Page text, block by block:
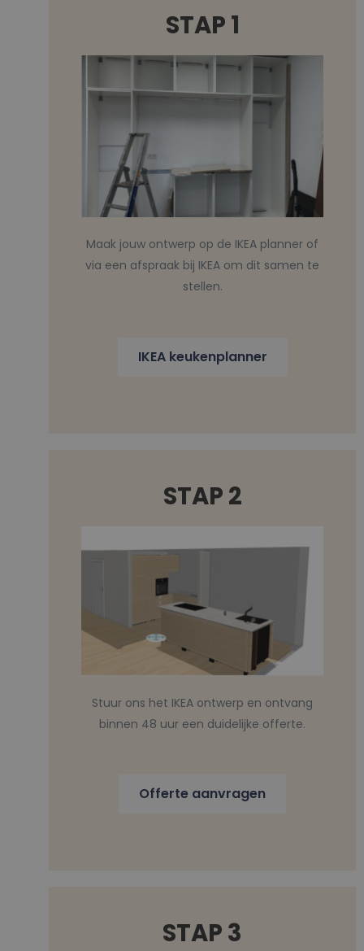
STAP 1
Maak jouw ontwerp op de IKEA planner of
via een afspraak bij IKEA om dit samen te
stellen.
IKEA keukenplanner
STAP 2
Stuur ons het IKEA ontwerp en ontvang
binnen 48 uur een duidelijke offerte.
Offerte aanvragen
STAP 3